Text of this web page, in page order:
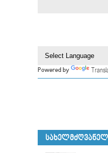
Powered by